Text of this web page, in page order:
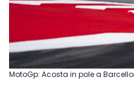
MotoGp: Acosta in pole a